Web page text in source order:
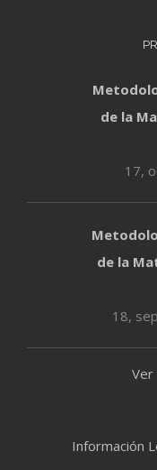
de la
17,
de la
18,
Información